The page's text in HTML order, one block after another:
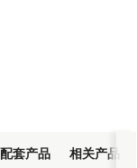
配套产品 相关产品